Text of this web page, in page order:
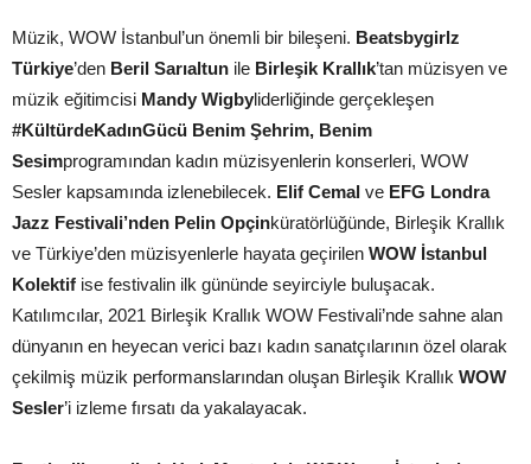
Müzik, WOW İstanbul’un önemli bir bileşeni. Beatsbygirlz
Türkiye’den Beril Sarıaltun ile Birleşik Krallık’tan müzisyen ve
müzik eğitimcisi Mandy Wigbyliderliğinde gerçekleşen
#KültürdeKadınGücü Benim Şehrim, Benim
Sesimprogramından kadın müzisyenlerin konserleri, WOW
Sesler kapsamında izlenebilecek. Elif Cemal ve EFG Londra
Jazz Festivali’nden Pelin Opçinküratörlüğünde, Birleşik Krallık
ve Türkiye’den müzisyenlerle hayata geçirilen WOW İstanbul
Kolektif ise festivalin ilk gününde seyirciyle buluşacak.
Katılımcılar, 2021 Birleşik Krallık WOW Festivali’nde sahne alan
dünyanın en heyecan verici bazı kadın sanatçılarının özel olarak
çekilmiş müzik performanslarından oluşan Birleşik Krallık WOW
Sesler’i izleme fırsatı da yakalayacak.